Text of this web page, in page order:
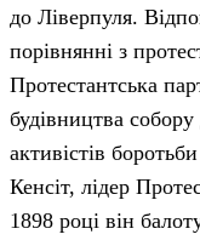
до Ліверпуля.
порівнянні з
Протестантська
будівництва
активістів
Кенсіт, лідер
1898 році він